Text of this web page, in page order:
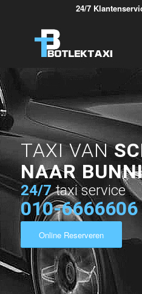
24/7
TAXI VAN
NAAR
24/7 taxi service
010-6666606
Online Reserveren